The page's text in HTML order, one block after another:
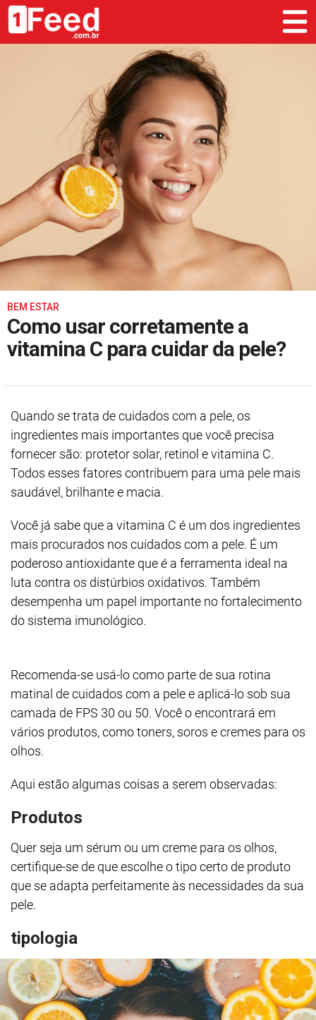
BEM ESTAR
Como usar corretamente a
vitamina C para cuidar da pele?
Quando se trata de cuidados com a pele, os
ingredientes mais importantes que você precisa
fornecer são: protetor solar, retinol e vitamina C.
Todos esses fatores contribuem para uma pele mais
saudável, brilhante e macia.
Você já sabe que a vitamina C é um dos ingredientes
mais procurados nos cuidados com a pele. É um
poderoso antioxidante que é a ferramenta ideal na
luta contra os distúrbios oxidativos. Também
desempenha um papel importante no fortalecimento
do sistema imunológico.
Recomenda-se usá-lo como parte de sua rotina
matinal de cuidados com a pele e aplicá-lo sob sua
camada de FPS 30 ou 50. Você o encontrará em
vários produtos, como toners, soros e cremes para os
olhos.
Aqui estão algumas coisas a serem observadas:
Produtos
Quer seja um sérum ou um creme para os olhos,
certifique-se de que escolhe o tipo certo de produto
que se adapta perfeitamente às necessidades da sua
pele.
tipologia